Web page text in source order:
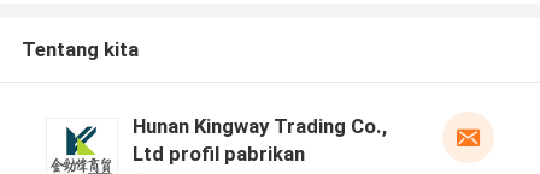
Tentang kita
Hunan Kingway Trading Co.,
Ltd profil pabrikan